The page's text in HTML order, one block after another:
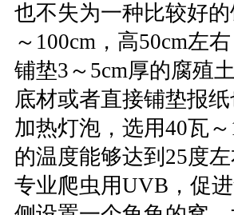
也不失为一种比较好
～100cm，高50cm左
铺垫3～5cm厚的腐殖
底材或者直接铺垫报
加热灯泡，选用40瓦
的温度能够达到25度
专业爬虫用UVB，促